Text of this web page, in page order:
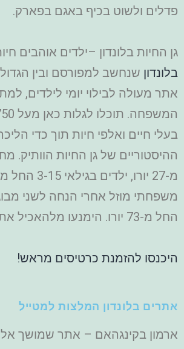
פדלים ולשוט בכיף באגם בפארק.
גן החיות בלונדון –ילדים אוהבים
בלונדון שנחשב למפורסם ובין
אתר מעולה לבילוי יומי לילדים,
בעלי חיים ואלפי חיות תוך כדי
ההיסטוריים של גן החיות הוותיק.
משפחתי מוזל אחרי הנחה לשני
החל מ-73 יורו. הימנעו מלהאכיל את החיות.
היכנסו להזמנת כרטיסים מראש!
אתרים בלונדון המלצות למטייל
ארמון בקינגהאם – אתר שמושך